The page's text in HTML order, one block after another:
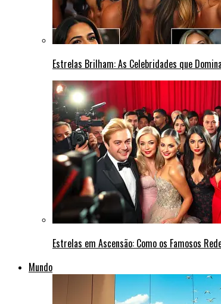
Estrelas Brilham: As Celebridades que
Estrelas em Ascensão: Como os Famosos
Mundo